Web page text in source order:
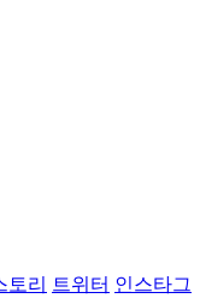
토리 트위터 인스타그